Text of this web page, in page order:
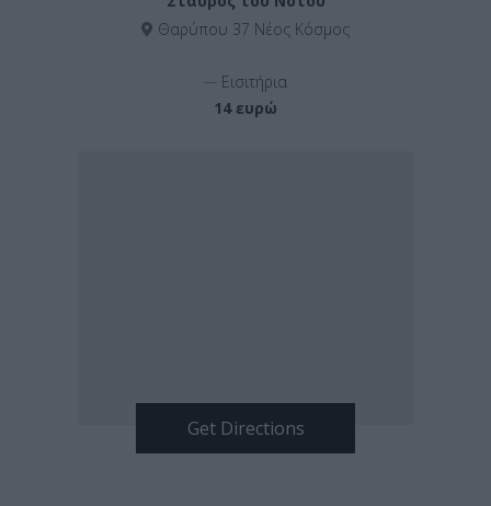
Θαρύπου 37 Νέος Κόσμος
Εισιτήρια
14 ευρώ